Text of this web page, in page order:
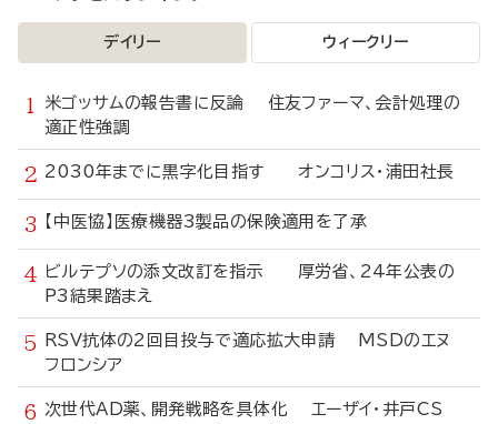
デイリー ウィークリー
米ゴッサムの報告書に反論 住友ファーマ、会計処理の
適正性強調
2030年までに黒字化目指す オンコリス・浦田社長
【中医協】医療機器3製品の保険適用を了承
ビルテプソの添文改訂を指示 厚労省、24年公表の
P3結果踏まえ
RSV抗体の2回目投与で適応拡大申請 MSDのエヌ
フロンシア
次世代AD薬、開発戦略を具体化 エーザイ・井戸CS